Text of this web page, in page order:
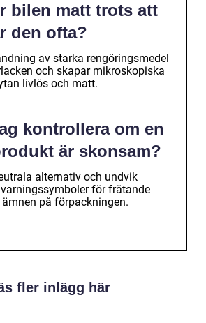
bilen matt trots att
den ofta?
av starka rengöringsmedel
och skapar mikroskopiska
livlös och matt.
kontrollera om en
är skonsam?
alternativ och undvik
för frätande
på förpackningen.
fler inlägg här